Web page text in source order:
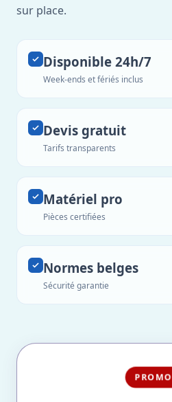
sur place.
Disponible 24h/7
Week-ends et fériés inclus
Devis gratuit
Tarifs transparents
Matériel pro
Pièces certifiées
Normes belges
Sécurité garantie
PROMO